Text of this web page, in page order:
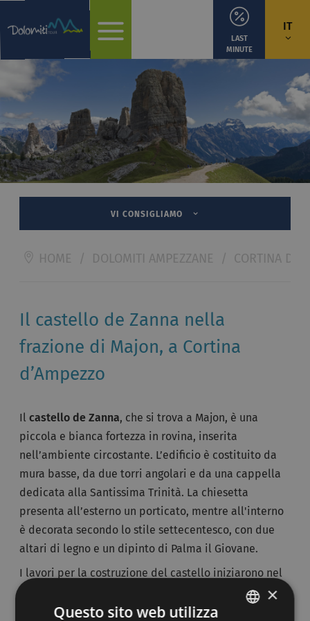
IT
LAST
MINUTE
VI CONSIGLIAMO
HOME / DOLOMITI AMPEZZANE / CORTINA
Il castello de Zanna nella
frazione di Majon, a Cortina
d’Ampezzo
Il castello de Zanna, che si trova a Majon, è una
piccola e bianca fortezza in rovina, inserita
nell’ambiente circostante. L’edificio è costituito da
mura basse, da due torri angolari e da una cappella
dedicata alla Santissima Trinità. La chiesetta
presenta all’esterno un porticato, mentre all'interno
è decorata secondo lo stile settecentesco, con due
altari di legno e un dipinto di Palma il Giovane.
I lavori per la costruzione del castello iniziarono nel
1694, commissionati da Gianmaria de Zanna. Nello
stesso anno però la comunità ampezzana interruppe
×
Questo sito web utilizza